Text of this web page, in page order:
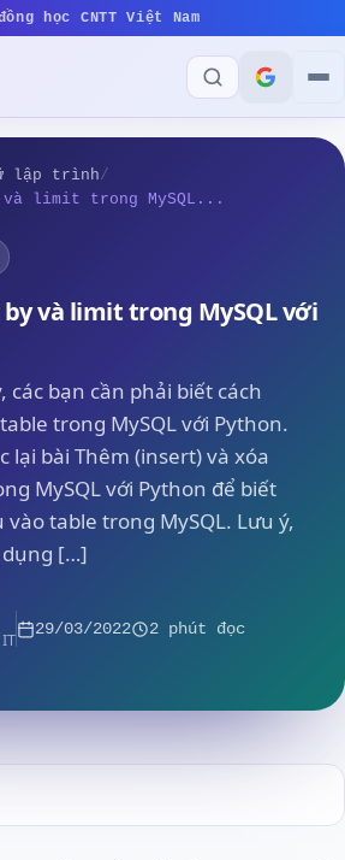
học CNTT Việt Nam
lập trình/
limit trong MySQL...
và limit trong MySQL với
các bạn cần phải biết cách
trong MySQL với Python.
lại bài Thêm (insert) và xóa
MySQL với Python để biết
table trong MySQL. Lưu ý,
dụng […]
29/03/2022 2 phút đọc